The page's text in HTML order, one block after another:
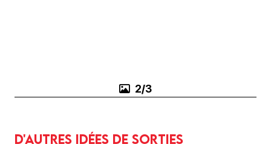
3/3
D'autres idées de sorties